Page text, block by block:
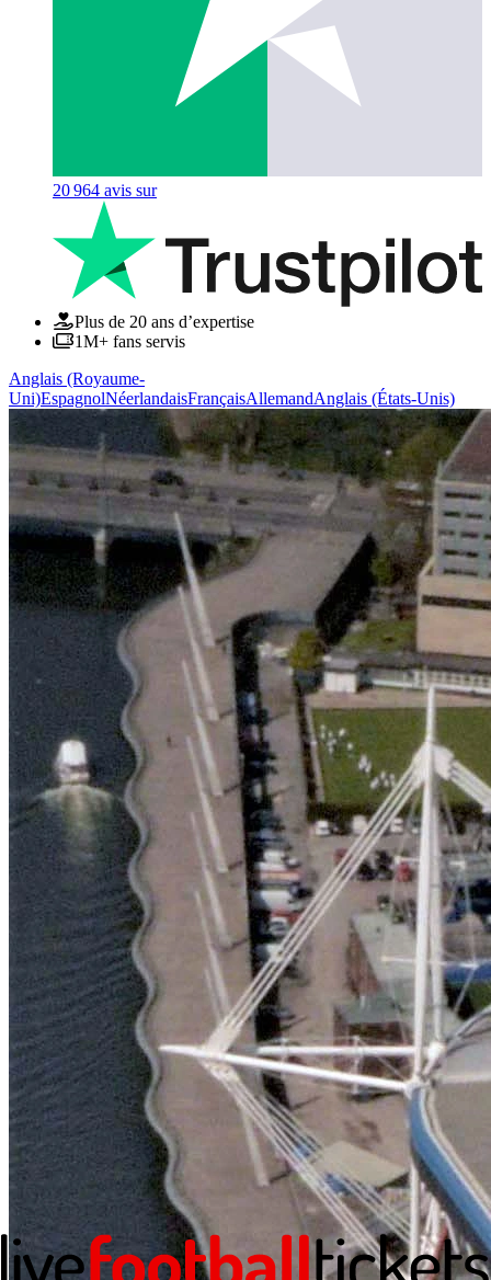
20 964 avis sur
Plus de 20 ans d’expertise
1M+ fans servis
Anglais (Royaume-
Uni)EspagnolNéerlandaisFrançaisAllemandAnglais (États-Unis)